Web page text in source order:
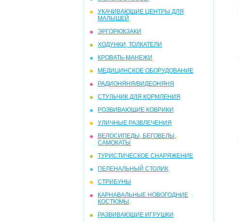
УКАЧИВАЮЩИЕ ЦЕНТРЫ ДЛЯ
МАЛЫШЕЙ
ЭРГОРЮКЗАКИ
ХОДУНКИ, ТОЛКАТЕЛИ
КРОВАТЬ-МАНЕЖИ
МЕДИЦИНСКОЕ ОБОРУДОВАНИЕ
РАДИОНЯНЯ/ВИДЕОНЯНЯ
СТУЛЬЧИК ДЛЯ КОРМЛЕНИЯ
РОЗВИВАЮЩИЕ КОВРИКИ
УЛИЧНЫЕ РАЗВЛЕЧЕНИЯ
ВЕЛОСИПЕДЫ, БЕГОВЕЛЫ,
САМОКАТЫ
ТУРИСТИЧЕСКОЕ СНАРЯЖЕНИЕ
ПЕЛЕНАЛЬНЫЙ СТОЛИК
СТРИБУНЫ
КАРНАВАЛЬНЫЕ НОВОГОДНИЕ
КОСТЮМЫ
РАЗВИВАЮЩИЕ ИГРУШКИ